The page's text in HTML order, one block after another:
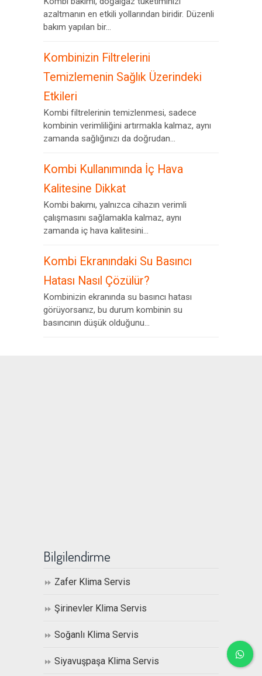
azaltmanın en etkili yollarından biridir. Düzenli
bakım yapılan bir...
Kombinizin Filtrelerini
Temizlemenin Sağlık Üzerindeki
Etkileri
Kombi filtrelerinin temizlenmesi, sadece
kombinin verimliliğini artırmakla kalmaz, aynı
zamanda sağlığınızı da doğrudan...
Kombi Kullanımında İç Hava
Kalitesine Dikkat
Kombi bakımı, yalnızca cihazın verimli
çalışmasını sağlamakla kalmaz, aynı
zamanda iç hava kalitesini...
Kombi Ekranındaki Su Basıncı
Hatası Nasıl Çözülür?
Kombinizin ekranında su basıncı hatası
görüyorsanız, bu durum kombinin su
basıncının düşük olduğunu...
Bilgilendirme
Zafer Klima Servis
Şirinevler Klima Servis
Soğanlı Klima Servis
Siyavuşpaşa Klima Servis